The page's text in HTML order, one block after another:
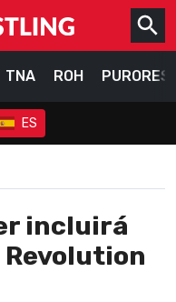
TNA ROH
ES
incluirá